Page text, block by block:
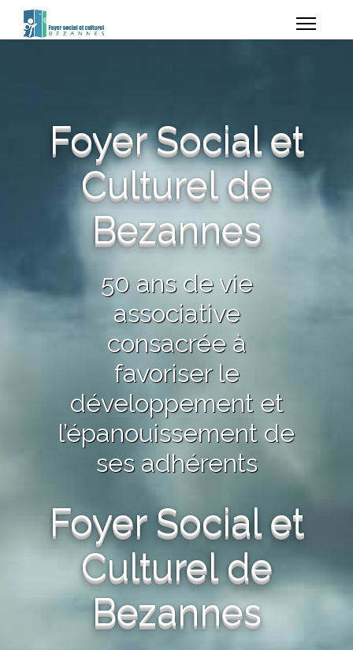
Foyer Social et
Culturel de
Bezannes
50 ans de vie
associative
consacrée à
favoriser le
développement et
l’épanouissement de
ses adhérents
Foyer Social et
Culturel de
Bezannes